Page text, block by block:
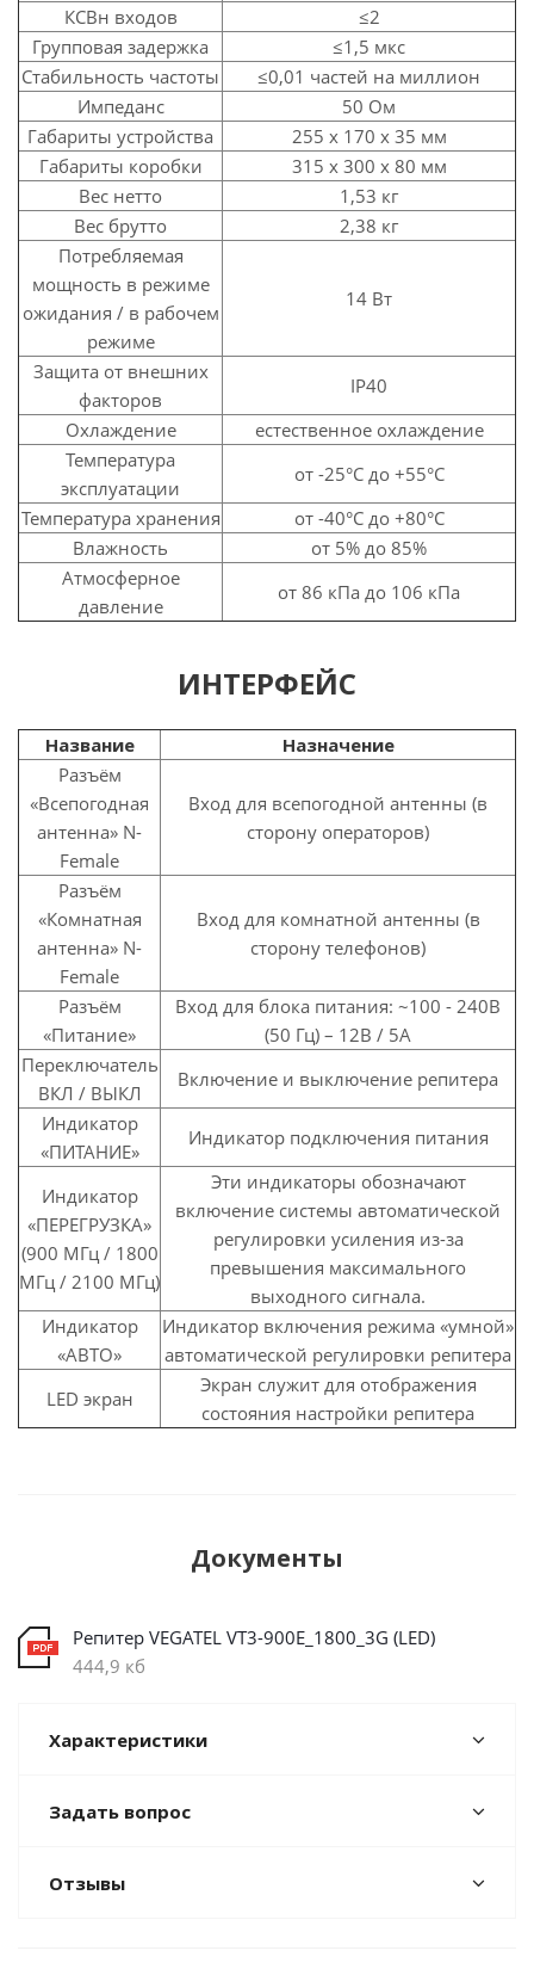
КСВн входов
≤2
Групповая задержка
≤1,5 мкс
Стабильность частоты
≤0,01 частей на миллион
Импеданс
50 Ом
Габариты устройства
255 х 170 х 35 мм
Габариты коробки
315 х 300 х 80 мм
Вес нетто
1,53 кг
Вес брутто
2,38 кг
Потребляемая
мощность в режиме
ожидания / в рабочем
режиме
14 Вт
Защита от внешних
факторов
IP40
Охлаждение
естественное охлаждение
Температура
эксплуатации
от -25°C до +55°C
Температура хранения
от -40°C до +80°C
Влажность
от 5% до 85%
Атмосферное
давление
от 86 кПа до 106 кПа
ИНТЕРФЕЙС
Название
Назначение
Разъём
«Всепогодная
антенна» N-
Female
Вход для всепогодной антенны (в
сторону операторов)
Разъём
«Комнатная
антенна» N-
Female
Вход для комнатной антенны (в
сторону телефонов)
Разъём
«Питание»
Вход для блока питания: ~100 - 240В
(50 Гц) – 12В / 5А
Переключатель
ВКЛ / ВЫКЛ
Включение и выключение репитера
Индикатор
«ПИТАНИЕ»
Индикатор подключения питания
Индикатор
«ПЕРЕГРУЗКА»
(900 МГц / 1800
МГц / 2100 МГц)
Эти индикаторы обозначают
включение системы автоматической
регулировки усиления из-за
превышения максимального
выходного сигнала.
Индикатор
«АВТО»
Индикатор включения режима «умной»
автоматической регулировки репитера
LED экран
Экран служит для отображения
состояния настройки репитера
Документы
Репитер VEGATEL VT3-900E_1800_3G (LED)
444,9 кб
Характеристики
Задать вопрос
Отзывы